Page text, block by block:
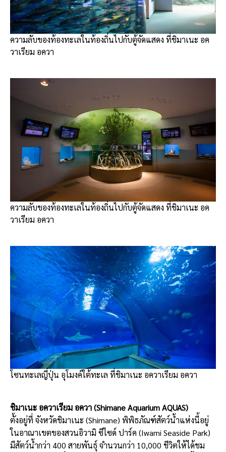
ความลับของท้องทะเลในท้องถิ่นไปกับตู้จัดแสดง ที่ชิมาเนะ อค
วาเรียม อควา
ความลับของท้องทะเลในท้องถิ่นไปกับตู้จัดแสดง ที่ชิมาเนะ อค
วาเรียม อควา
โซนทะเลญี่ปุ่น อุโมงค์ใต้ทะเล ที่ชิมาเนะ อควาเรียม อควา
ชิมาเนะ อควาเรียม อควา (Shimane Aquarium AQUAS)
ตั้งอยู่ที่ จังหวัดชิมาเนะ (Shimane) พิพิธภัณฑ์สัตว์น้ำแห่งนี้อยู่
ในอาณาเขตของสวนอิวามิ ซีไซด์ ปาร์ค (Iwami Seaside Park)
มีสัตว์น้ำกว่า 400 สายพันธุ์ จำนวนกว่า 10,000 ชีวิตให้ได้ชม